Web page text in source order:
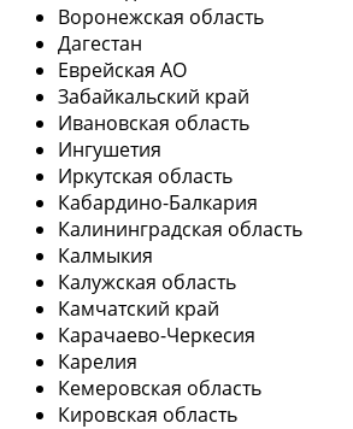
Воронежская область
Дагестан
Еврейская АО
Забайкальский край
Ивановская область
Ингушетия
Иркутская область
Кабардино-Балкария
Калининградская область
Калмыкия
Калужская область
Камчатский край
Карачаево-Черкесия
Карелия
Кемеровская область
Кировская область